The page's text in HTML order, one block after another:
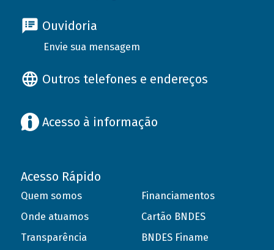
Ouvidoria
Envie sua mensagem
Outros telefones e endereços
Acesso à informação
Acesso Rápido
Quem somos
Onde atuamos
Transparência
Financiamentos
Cartão BNDES
BNDES Finame